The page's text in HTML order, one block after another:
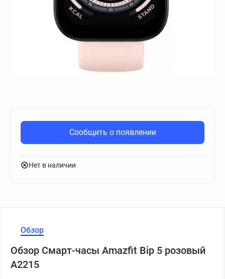
Сообщить о появлении
Нет в наличии
Обзор
Обзор Смарт-часы Amazfit Bip 5 розовый
A2215